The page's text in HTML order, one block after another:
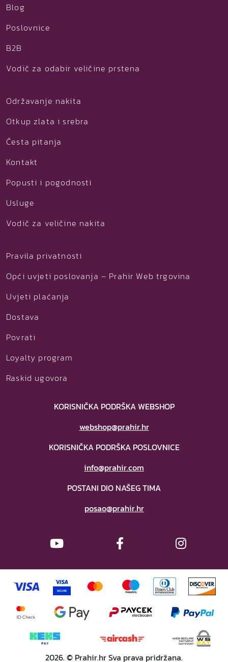
Blog
Poslovnice
B2B
Vodič za odabir veličine prstena
Održavanje nakita
Otkup zlata i srebra
Česta pitanja
Kontakt
Popusti i pogodnosti
Usluge
Vodič za veličine nakita
Pravila privatnosti
Opći uvjeti poslovanja – Prahir Web trgovina
Uvjeti plaćanja
Dostava
Povrati
Loyalty program
Raskid ugovora
KORISNIČKA PODRŠKA WEBSHOP
webshop@prahir.hr
KORISNIČKA PODRŠKA POSLOVNICE
info@prahir.com
POSTANI DIO NAŠEG TIMA
posao@prahir.hr
2026. © Prahir.hr Sva prava pridržana.